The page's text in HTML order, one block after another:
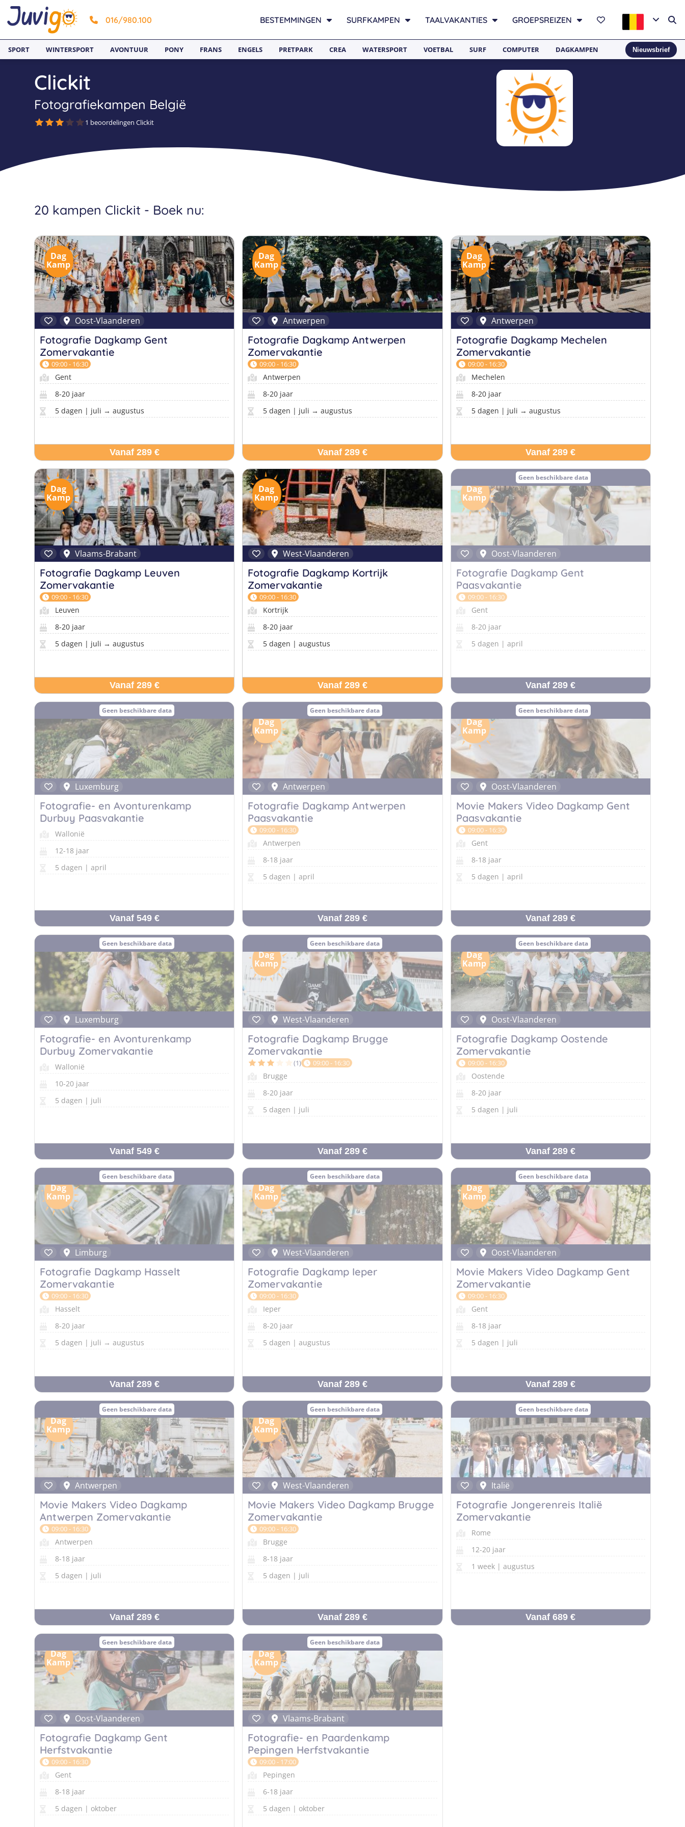
016/980.100 BESTEMMINGEN SURFKAMPEN TAALVAKANTIES GROEPSREIZEN
SPORT WINTERSPORT AVONTUUR PONY FRANS ENGELS PRETPARK CREA WATERSPORT VOETBAL SURF COMPUTER DAGKAMPEN Nieuwsbrief
Clickit
Fotografiekampen België
1 beoordelingen Clickit
20 kampen Clickit - Boek nu:
Dag
Kamp
Oost-Vlaanderen
Fotografie Dagkamp Gent
Zomervakantie
09:00 - 16:30
Gent
8-20 jaar
5 dagen | juli → augustus
Vanaf 289 €
Dag
Kamp
Antwerpen
Fotografie Dagkamp Antwerpen
Zomervakantie
09:00 - 16:30
Antwerpen
8-20 jaar
5 dagen | juli → augustus
Vanaf 289 €
Dag
Kamp
Antwerpen
Fotografie Dagkamp Mechelen
Zomervakantie
09:00 - 16:30
Mechelen
8-20 jaar
5 dagen | juli → augustus
Vanaf 289 €
Dag
Kamp
Vlaams-Brabant
Fotografie Dagkamp Leuven
Zomervakantie
09:00 - 16:30
Leuven
8-20 jaar
5 dagen | juli → augustus
Vanaf 289 €
Dag
Kamp
West-Vlaanderen
Fotografie Dagkamp Kortrijk
Zomervakantie
09:00 - 16:30
Kortrijk
8-20 jaar
5 dagen | augustus
Vanaf 289 €
Geen beschikbare data
Dag
Kamp
Oost-Vlaanderen
Fotografie Dagkamp Gent
Paasvakantie
09:00 - 16:30
Gent
8-20 jaar
5 dagen | april
Vanaf 289 €
Geen beschikbare data
Luxemburg
Fotografie- en Avonturenkamp
Durbuy Paasvakantie
Wallonië
12-18 jaar
5 dagen | april
Vanaf 549 €
Geen beschikbare data
Dag
Kamp
Antwerpen
Fotografie Dagkamp Antwerpen
Paasvakantie
09:00 - 16:30
Antwerpen
8-18 jaar
5 dagen | april
Vanaf 289 €
Geen beschikbare data
Dag
Kamp
Oost-Vlaanderen
Movie Makers Video Dagkamp Gent
Paasvakantie
09:00 - 16:30
Gent
8-18 jaar
5 dagen | april
Vanaf 289 €
Geen beschikbare data
Luxemburg
Fotografie- en Avonturenkamp
Durbuy Zomervakantie
Wallonië
10-20 jaar
5 dagen | juli
Vanaf 549 €
Geen beschikbare data
Dag
Kamp
West-Vlaanderen
Fotografie Dagkamp Brugge
Zomervakantie
(1) 09:00 - 16:30
Brugge
8-20 jaar
5 dagen | juli
Vanaf 289 €
Geen beschikbare data
Dag
Kamp
Oost-Vlaanderen
Fotografie Dagkamp Oostende
Zomervakantie
09:00 - 16:30
Oostende
8-20 jaar
5 dagen | juli
Vanaf 289 €
Geen beschikbare data
Dag
Kamp
Limburg
Fotografie Dagkamp Hasselt
Zomervakantie
09:00 - 16:30
Hasselt
8-20 jaar
5 dagen | juli → augustus
Vanaf 289 €
Geen beschikbare data
Dag
Kamp
West-Vlaanderen
Fotografie Dagkamp Ieper
Zomervakantie
09:00 - 16:30
Ieper
8-20 jaar
5 dagen | augustus
Vanaf 289 €
Geen beschikbare data
Dag
Kamp
Oost-Vlaanderen
Movie Makers Video Dagkamp Gent
Zomervakantie
09:00 - 16:30
Gent
8-18 jaar
5 dagen | juli
Vanaf 289 €
Geen beschikbare data
Dag
Kamp
Antwerpen
Movie Makers Video Dagkamp
Antwerpen Zomervakantie
09:00 - 16:30
Antwerpen
8-18 jaar
5 dagen | juli
Vanaf 289 €
Geen beschikbare data
Dag
Kamp
West-Vlaanderen
Movie Makers Video Dagkamp Brugge
Zomervakantie
09:00 - 16:30
Brugge
8-18 jaar
5 dagen | juli
Vanaf 289 €
Geen beschikbare data
Italië
Fotografie Jongerenreis Italië
Zomervakantie
Rome
12-20 jaar
1 week | augustus
Vanaf 689 €
Geen beschikbare data
Dag
Kamp
Oost-Vlaanderen
Fotografie Dagkamp Gent
Herfstvakantie
09:00 - 16:30
Gent
8-18 jaar
5 dagen | oktober
Geen beschikbare data
Dag
Kamp
Vlaams-Brabant
Fotografie- en Paardenkamp
Pepingen Herfstvakantie
09:00 - 17:00
Pepingen
6-18 jaar
5 dagen | oktober